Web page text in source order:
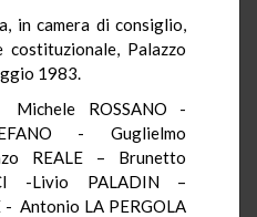
in camera di consiglio,
Palazzo
1983.
ROSSANO -
- Guglielmo
REALE – Brunetto
-Livio PALADIN –
- Antonio LA PERGOLA